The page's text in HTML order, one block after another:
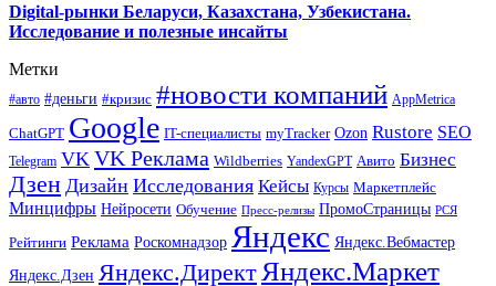
Digital-рынки Беларуси, Казахстана, Узбекистана.
Исследование и полезные инсайты
Метки
#авто #деньги #кризис #новости компаний AppMetrica
ChatGPT Google IT-специалисты myTracker Ozon Rustore SEO
Telegram VK VK Реклама Wildberries YandexGPT Авито Бизнес
Дзен Дизайн Исследования Кейсы Курсы Маркетплейс
Минцифры Нейросети Обучение Пресс-релизы ПромоСтраницы РСЯ
Рейтинги Реклама Роскомнадзор Яндекс Яндекс.Вебмастер
Яндекс.Дзен Яндекс.ДиректЯндекс.Маркет